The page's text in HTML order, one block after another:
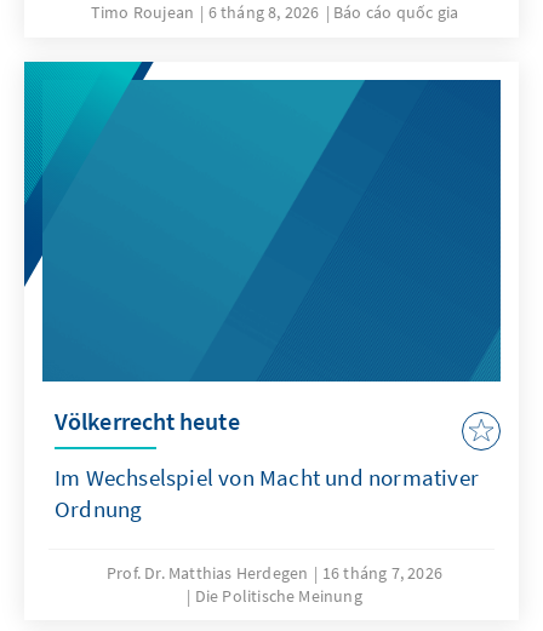
Timo Roujean 6 tháng 8, 2026 Báo cáo quốc gia
Völkerrecht heute
Im Wechselspiel von Macht und normativer
Ordnung
Prof. Dr. Matthias Herdegen
16 tháng 7, 2026
Die Politische Meinung